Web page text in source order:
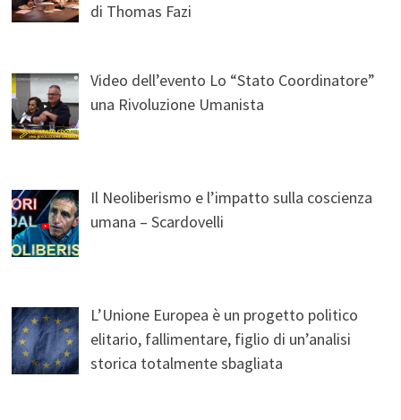
di Thomas Fazi
Video dell’evento Lo “Stato Coordinatore”
una Rivoluzione Umanista
Il Neoliberismo e l’impatto sulla coscienza
umana – Scardovelli
L’Unione Europea è un progetto politico
elitario, fallimentare, figlio di un’analisi
storica totalmente sbagliata